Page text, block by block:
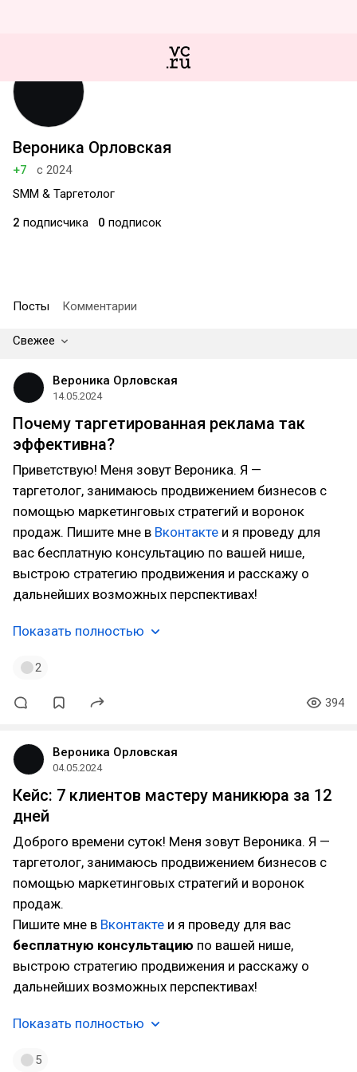
Вероника Орловская
+7
с 2024
SMM & Таргетолог
2 подписчика 0 подписок
Посты Комментарии
Свежее
Вероника Орловская
14.05.2024
Почему таргетированная реклама так
эффективна?
Приветствую! Меня зовут Вероника. Я —
таргетолог, занимаюсь продвижением бизнесов с
помощью маркетинговых стратегий и воронок
продаж. Пишите мне в Вконтакте и я проведу для
вас бесплатную консультацию по вашей нише,
выстрою стратегию продвижения и расскажу о
дальнейших возможных перспективах!
Показать полностью
2
394
Вероника Орловская
04.05.2024
Кейс: 7 клиентов мастеру маникюра за 12
дней
Доброго времени суток! Меня зовут Вероника. Я —
таргетолог, занимаюсь продвижением бизнесов с
помощью маркетинговых стратегий и воронок
продаж.
Пишите мне в Вконтакте и я проведу для вас
бесплатную консультацию по вашей нише,
выстрою стратегию продвижения и расскажу о
дальнейших возможных перспективах!
Показать полностью
5